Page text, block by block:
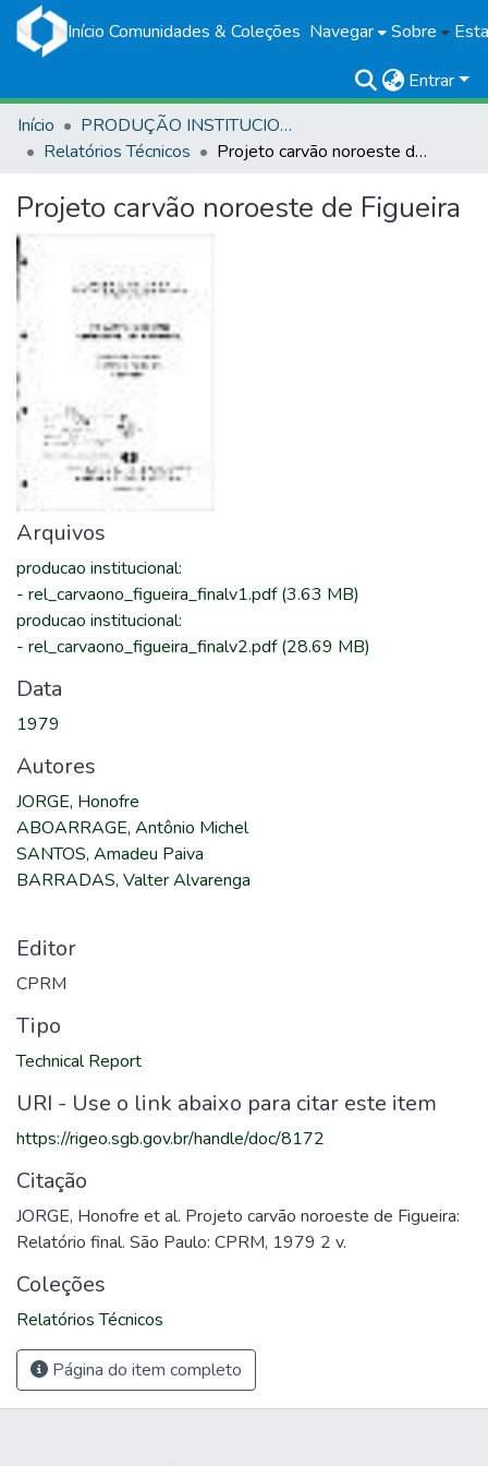
Início Comunidades & Coleções Navegar Sobre
Entrar
Início
PRODUÇÃO INSTITUCIONAL
Relatórios Técnicos
Projeto carvão noroeste de Figueira
Projeto carvão noroeste de Figueira
Arquivos
producao institucional:
- rel_carvaono_figueira_finalv1.pdf(3.63 MB)
producao institucional:
- rel_carvaono_figueira_finalv2.pdf(28.69 MB)
Data
1979
Autores
JORGE, Honofre
ABOARRAGE, Antônio Michel
SANTOS, Amadeu Paiva
BARRADAS, Valter Alvarenga
Editor
CPRM
Tipo
Technical Report
URI - Use o link abaixo para citar este item
https://rigeo.sgb.gov.br/handle/doc/8172
Citação
JORGE, Honofre et al. Projeto carvão noroeste de Figueira:
Relatório final. São Paulo: CPRM, 1979 2 v.
Coleções
Relatórios Técnicos
Página do item completo